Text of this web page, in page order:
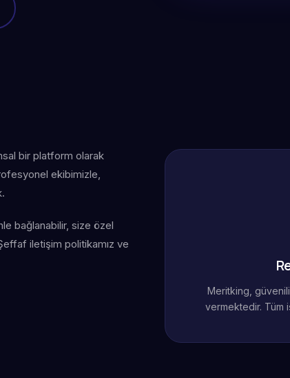
bir platform olarak
ekibimizle,
bağlanabilir, size özel
iletişim politikamız ve
Meritking,
vermektedir. Tüm